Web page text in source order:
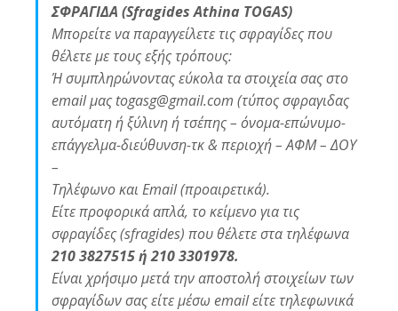
ΣΦΡΑΓΙΔΑ (Sfragides Athina TOGAS)
Μπορείτε να παραγγείλετε τις σφραγίδες που
θέλετε με τους εξής τρόπους:
Ή συμπληρώνοντας εύκολα τα στοιχεία σας στο
email μας togasg@gmail.com (τύπος σφραγιδας
αυτόματη ή ξύλινη ή τσέπης – όνομα-επώνυμο-
επάγγελμα-διεύθυνση-τκ & περιοχή – ΑΦΜ – ΔΟΥ
–
Τηλέφωνο και Email (προαιρετικά).
Είτε προφορικά απλά, το κείμενο για τις
σφραγίδες (sfragides) που θέλετε στα τηλέφωνα
210 3827515 ή 210 3301978.
Είναι χρήσιμο μετά την αποστολή στοιχείων των
σφραγίδων σας είτε μέσω email είτε τηλεφωνικά